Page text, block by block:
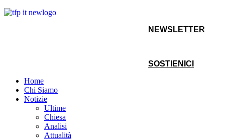
NEWSLETTER
SOSTIENICI
Home
Chi Siamo
Notizie
Ultime
Chiesa
Analisi
Attualità